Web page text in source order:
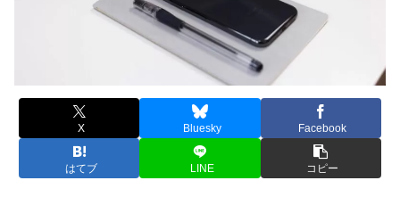
X Bluesky Facebook
はてブ LINE コピー